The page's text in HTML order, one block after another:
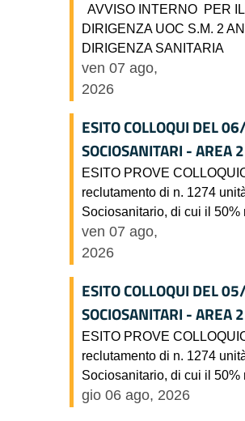
AVVISO INTERNO PER
DIRIGENZA UOC S.M. 2
DIRIGENZA SANITARIA
ven 07 ago,
2026
ESITO COLLOQUI DEL
SOCIOSANITARI - AREA 2
ESITO PROVE
reclutamento di n. 1274
Sociosanitario, di cui il 50%
ven 07 ago,
2026
ESITO COLLOQUI DEL
SOCIOSANITARI - AREA 2
ESITO PROVE
reclutamento di n. 1274
Sociosanitario, di cui il 50%
gio 06 ago, 2026